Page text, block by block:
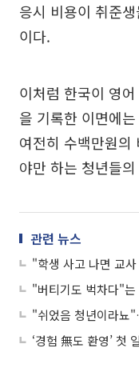
응시 비용이 취준
이다.
이처럼 한국이 영
을 기록한 이면에
여전히 수백만원
야만 하는 청년들
관련 뉴스
"학생 사고 나면 교
"버티기도 벅차다"
"쉬었음 청년이라뇨
‘경험 無도 환영’ 첫